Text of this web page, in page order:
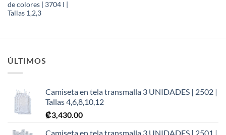
de colores | 3704 I |
Tallas 1,2,3
ÚLTIMOS
Camiseta en tela transmalla 3 UNIDADES | 2502 |
Tallas 4,6,8,10,12
₡3,430.00
Camiseta en tela transmalla 3 UNIDADES | 2501 |